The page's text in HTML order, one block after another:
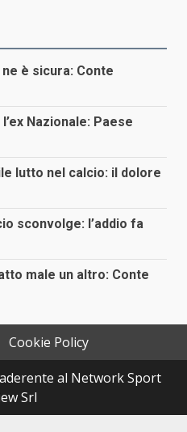
è sicura: Conte
Nazionale: Paese
lutto nel calcio: il dolore
sconvolge: l’addio fa
male un altro: Conte
Cookie Policy
al Network Sport
Srl